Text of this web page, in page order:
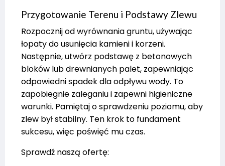
Przygotowanie Terenu i Podstawy Zlewu
Rozpocznij od wyrównania gruntu, używając
łopaty do usunięcia kamieni i korzeni.
Następnie, utwórz podstawę z betonowych
bloków lub drewnianych palet, zapewniając
odpowiedni spadek dla odpływu wody. To
zapobiegnie zaleganiu i zapewni higieniczne
warunki. Pamiętaj o sprawdzeniu poziomu, aby
zlew był stabilny. Ten krok to fundament
sukcesu, więc poświęć mu czas.
Sprawdź naszą ofertę: